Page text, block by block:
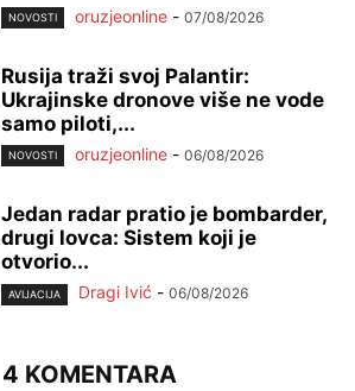
NOVOSTI oruzjeonline - 07/08/2026
Rusija traži svoj Palantir:
Ukrajinske dronove više ne vode
samo piloti,...
NOVOSTI oruzjeonline - 06/08/2026
Jedan radar pratio je bombarder,
drugi lovca: Sistem koji je
otvorio...
AVIJACIJA Dragi Ivić - 06/08/2026
4 KOMENTARA